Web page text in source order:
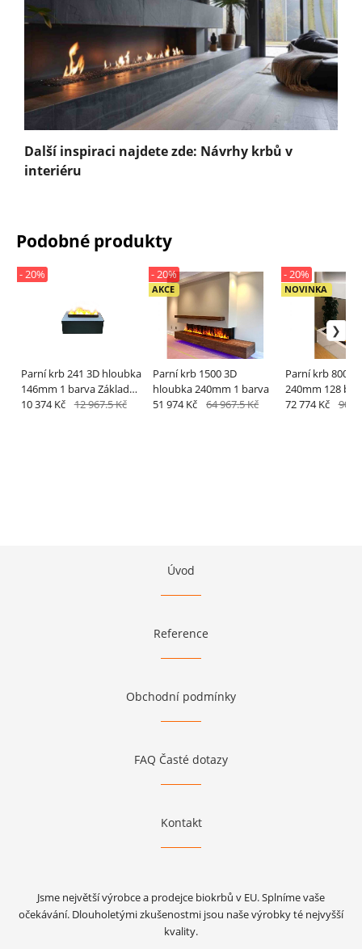
Další inspiraci najdete zde: Návrhy krbů v
interiéru
Podobné produkty
Parní krb 241 3D hloubka
146mm 1 barva Základní
model
- 20%
10 374 Kč 12 967.5 Kč
Parní krb 1500 3D
hloubka 240mm 1 barva
AKCE
- 20%
51 974 Kč 64 967.5 Kč
Parní krb 800
240mm 128
NOVINKA
- 20%
72 774 Kč 90
Úvod
Reference
Obchodní podmínky
FAQ Časté dotazy
Kontakt
Jsme největší výrobce a prodejce biokrbů v EU. Splníme vaše
očekávání. Dlouholetými zkušenostmi jsou naše výrobky té nejvyšší
kvality.